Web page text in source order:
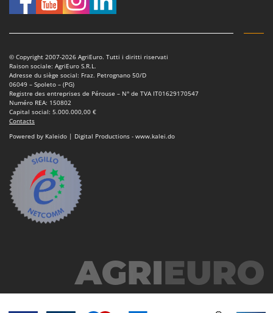
© Copyright 2007-2026 AgriEuro. Tutti i diritti riservati
Raison sociale: AgriEuro S.R.L.
Adresse du siège social: Fraz. Petrognano 50/D
06049 – Spoleto – (PG)
Registre des entreprises de Pérouse – N° de TVA IT01629170547
Numéro REA: 150802
Capital social: 5.000.000,00 €
Contacts
Powered by Kaleido | Digital Productions - www.kalei.do